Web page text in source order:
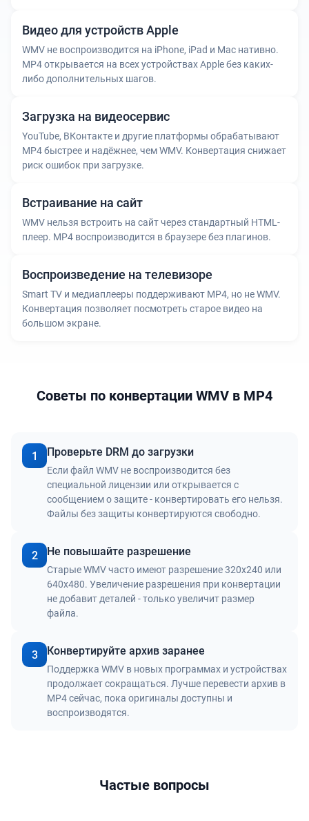
Видео для устройств Apple
WMV не воспроизводится на iPhone, iPad и Mac нативно.
MP4 открывается на всех устройствах Apple без каких-
либо дополнительных шагов.
Загрузка на видеосервис
YouTube, ВКонтакте и другие платформы обрабатывают
MP4 быстрее и надёжнее, чем WMV. Конвертация снижает
риск ошибок при загрузке.
Встраивание на сайт
WMV нельзя встроить на сайт через стандартный HTML-
плеер. MP4 воспроизводится в браузере без плагинов.
Воспроизведение на телевизоре
Smart TV и медиаплееры поддерживают MP4, но не WMV.
Конвертация позволяет посмотреть старое видео на
большом экране.
Советы по конвертации WMV в MP4
1 Проверьте DRM до загрузки
Если файл WMV не воспроизводится без
специальной лицензии или открывается с
сообщением о защите - конвертировать его нельзя.
Файлы без защиты конвертируются свободно.
2 Не повышайте разрешение
Старые WMV часто имеют разрешение 320x240 или
640x480. Увеличение разрешения при конвертации
не добавит деталей - только увеличит размер
файла.
3 Конвертируйте архив заранее
Поддержка WMV в новых программах и устройствах
продолжает сокращаться. Лучше перевести архив в
MP4 сейчас, пока оригиналы доступны и
воспроизводятся.
Частые вопросы